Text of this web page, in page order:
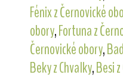
Fénix z Černovické
obory,Fortuna z
Černovické obory,
Beky z Chvalky,Besi